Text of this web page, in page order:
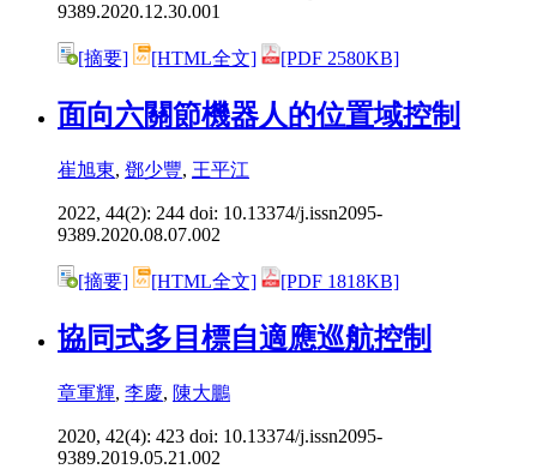
9389.2020.12.30.001
[摘要] [HTML全文] [PDF 2580KB]
面向六關節機器人的位置域控制
崔旭東, 鄧少豐, 王平江
2022, 44(2): 244 doi: 10.13374/j.issn2095-
9389.2020.08.07.002
[摘要] [HTML全文] [PDF 1818KB]
協同式多目標自適應巡航控制
章軍輝, 李慶, 陳大鵬
2020, 42(4): 423 doi: 10.13374/j.issn2095-
9389.2019.05.21.002